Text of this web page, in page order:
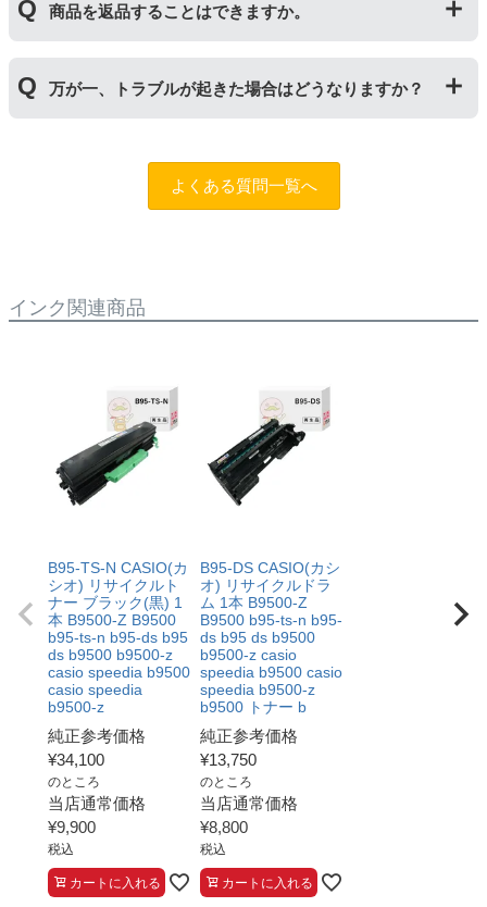
しいものに交換してください。
サイクルトナー/ドラムに限り、レビューをご投稿いただ
くことで保証期間が2年に延長されます。
保証期間の2年以内に使い切るようお願いいたします。
商品を返品することはできますか。
用未開封の場合であっても対応することができません。
ご購入前に商品の型番などをよくご確認ください。な
ますので、お手数ですが当店までお問い合わせくださ
万が一、トラブルが起きた場合はどうなりますか？
問合フォーム
ふたつの保証」を設けておりますので、ご購入
よくある質問一覧へ
インク関連商品
B95-TS-N CASIO(カ
シオ) リサイクルト
ナー ブラック(黒) 1
本 B9500-Z B9500
b95-ts-n b95-ds b95
ds b9500 b9500-z
casio speedia b9500
casio speedia
b9500-z
純正参考価格
¥34,100
のところ
当店通常価格
¥9,900
税込
カートに入れる
B95-DS CASIO(カシ
オ) リサイクルドラ
ム 1本 B9500-Z
B9500 b95-ts-n b95-
ds b95 ds b9500
b9500-z casio
speedia b9500 casio
speedia b9500-z
b9500 トナー b
純正参考価格
¥13,750
のところ
当店通常価格
¥8,800
税込
カートに入れる